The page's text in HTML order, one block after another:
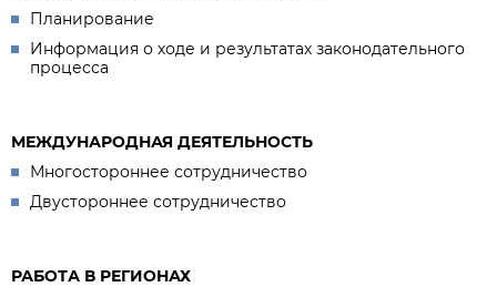
Планирование
Информация о ходе и результатах законодательного
процесса
МЕЖДУНАРОДНАЯ ДЕЯТЕЛЬНОСТЬ
Многостороннее сотрудничество
Двустороннее сотрудничество
РАБОТА В РЕГИОНАХ